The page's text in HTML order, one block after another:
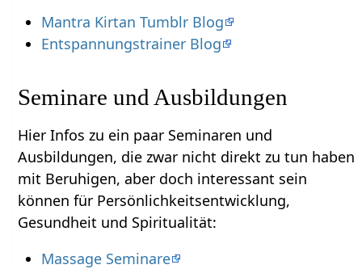
Mantra Kirtan Tumblr Blog
Entspannungstrainer Blog
Seminare und Ausbildungen
Hier Infos zu ein paar Seminaren und
Ausbildungen, die zwar nicht direkt zu tun haben
mit Beruhigen‏‎, aber doch interessant sein
können für Persönlichkeitsentwicklung,
Gesundheit und Spiritualität:
Massage Seminare